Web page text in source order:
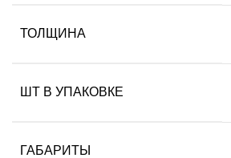
ТОЛЩИНА
ШТ В УПАКОВКЕ
ГАБАРИТЫ